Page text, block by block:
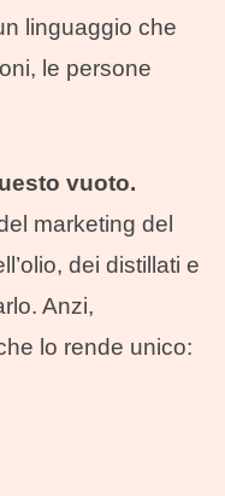
linguaggio che
le persone
vuoto.
marketing del
dei distillati e
Anzi,
lo rende unico: